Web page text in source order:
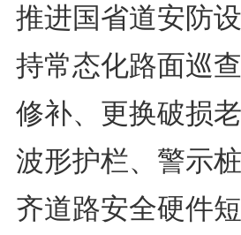
推进国省道安防
持常态化路面巡
修补、更换破损
波形护栏、警示
齐道路安全硬件